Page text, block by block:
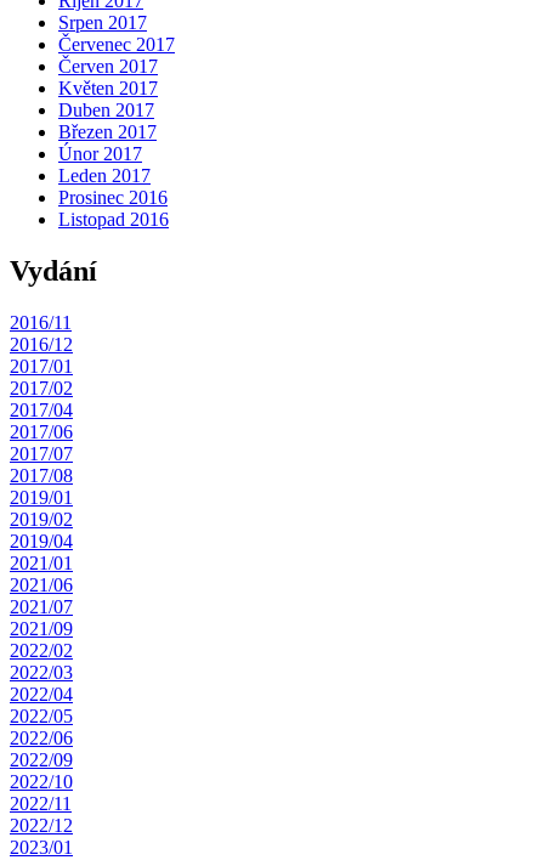
Srpen 2017
Červenec 2017
Červen 2017
Květen 2017
Duben 2017
Březen 2017
Únor 2017
Leden 2017
Prosinec 2016
Listopad 2016
Vydání
2016/11
2016/12
2017/01
2017/02
2017/04
2017/06
2017/07
2017/08
2019/01
2019/02
2019/04
2021/01
2021/06
2021/07
2021/09
2022/02
2022/03
2022/04
2022/05
2022/06
2022/09
2022/10
2022/11
2022/12
2023/01